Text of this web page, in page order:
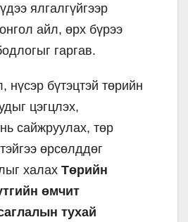
ялгалгүйгээр
айл, өрх бүрээ
гаргав.
нүсэр бүтэцтэй төрийн
цэгцлэх,
сайжруулах, төр
өрсөлддөг
халах Төрийн
өмчит
тухай